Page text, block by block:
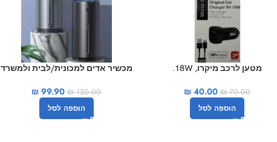
מטען לרכב מיקרו, 18W.
₪70.00
₪ 40.00
הוספה לסל
מכשיר אדים למכונית/לבית ולמשרד
₪120.00
₪ 99.90
הוספה לסל